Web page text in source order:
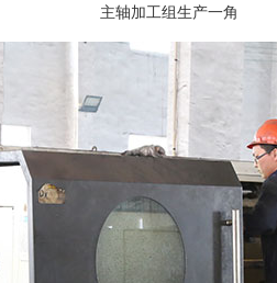
主轴加工组生产一角